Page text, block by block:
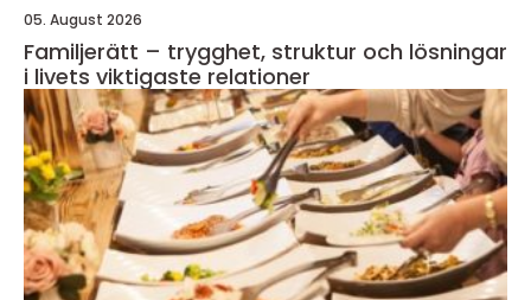
05. August 2026
Familjerätt – trygghet, struktur och lösningar
i livets viktigaste relationer